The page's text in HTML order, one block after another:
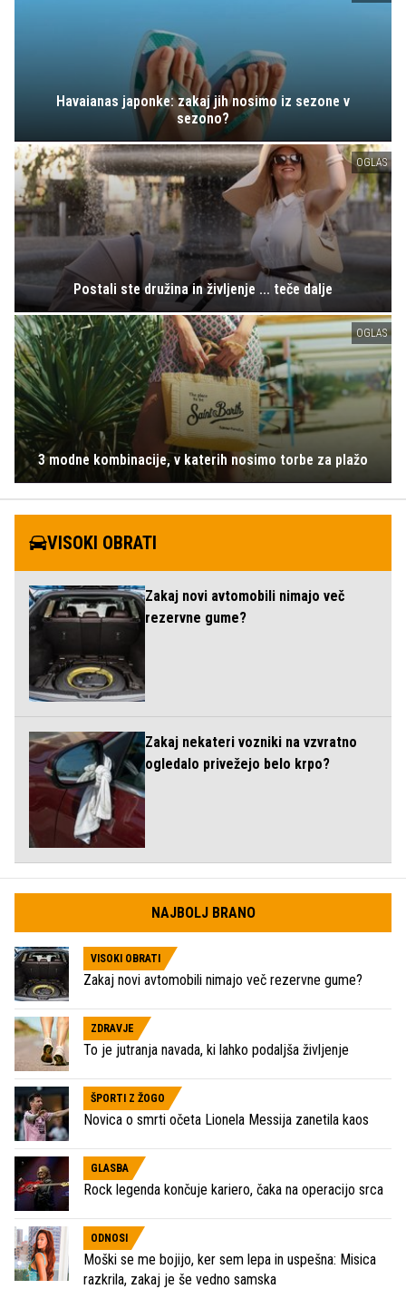
Havaianas japonke: zakaj jih nosimo iz sezone v
sezono?
OGLAS
Postali ste družina in življenje ... teče dalje
OGLAS
3 modne kombinacije, v katerih nosimo torbe za plažo
VISOKI OBRATI
Zakaj novi avtomobili nimajo več
rezervne gume?
Zakaj nekateri vozniki na vzvratno
ogledalo privežejo belo krpo?
NAJBOLJ BRANO
VISOKI OBRATI
Zakaj novi avtomobili nimajo več rezervne gume?
ZDRAVJE
To je jutranja navada, ki lahko podaljša življenje
ŠPORTI Z ŽOGO
Novica o smrti očeta Lionela Messija zanetila kaos
GLASBA
Rock legenda končuje kariero, čaka na operacijo srca
ODNOSI
Moški se me bojijo, ker sem lepa in uspešna: Misica
razkrila, zakaj je še vedno samska